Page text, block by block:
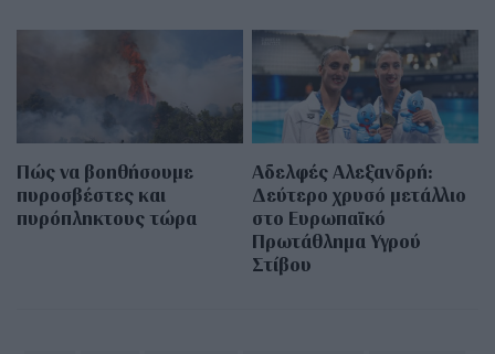
Πώς να βοηθήσουμε
πυροσβέστες και
πυρόπληκτους τώρα
Αδελφές Αλεξανδρή:
Δεύτερο χρυσό μετάλλιο
στο Ευρωπαϊκό
Πρωτάθλημα Υγρού
Στίβου